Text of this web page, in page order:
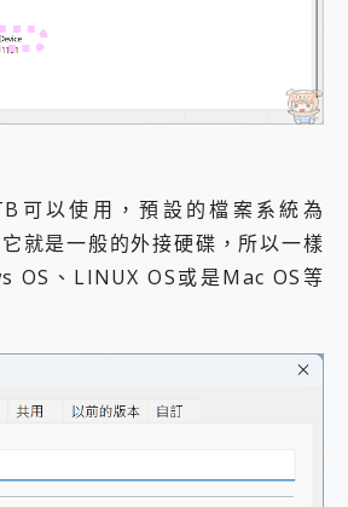
可以使用，預設的檔案系統為
就是一般的外接硬碟，所以一樣
OS、LINUX OS或是Mac OS等